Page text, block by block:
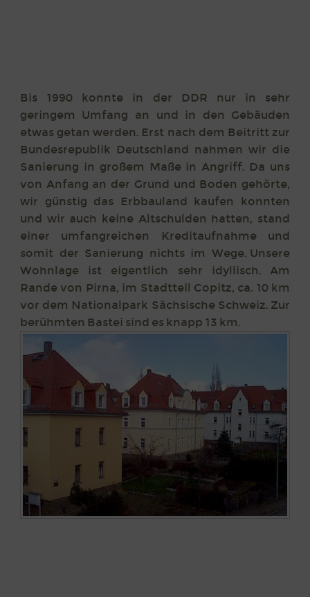
Bis 1990 konnte in der DDR nur in sehr
geringem Umfang an und in den Gebäuden
etwas getan werden. Erst nach dem Beitritt zur
Bundesrepublik Deutschland nahmen wir die
Sanierung in großem Maße in Angriff. Da uns
von Anfang an der Grund und Boden gehörte,
wir günstig das Erbbauland kaufen konnten
und wir auch keine Altschulden hatten, stand
einer umfangreichen Kreditaufnahme und
somit der Sanierung nichts im Wege. Unsere
Wohnlage ist eigentlich sehr idyllisch. Am
Rande von Pirna, im Stadtteil Copitz, ca. 10 km
vor dem Nationalpark Sächsische Schweiz. Zur
berühmten Bastei sind es knapp 13 km.